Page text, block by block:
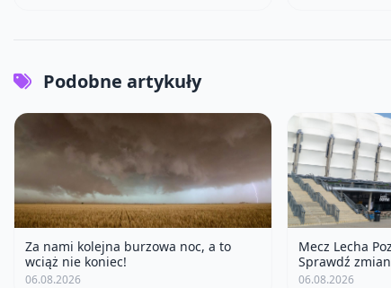
Podobne artykuły
Za nami kolejna burzowa noc, a to
wciąż nie koniec!
06.08.2026
Mecz Lecha
Sprawdź
06.08.2026